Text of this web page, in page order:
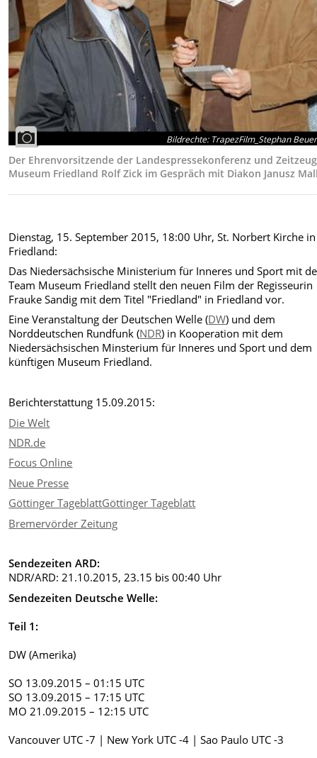
Bildrechte:TrapezFilm_Stephan
Der Ehrenvorsitzende der Landespressekonferenz und
Museum Friedland Rolf Zick im Gespräch mit Diakon Janusz
Dienstag, 15. September 2015, 18:00 Uhr, St. Norbert Kirche in
Friedland:
Das Niedersächsische Ministerium für Inneres und Sport mit
Team Museum Friedland stellt den neuen Film der Regisseurin
Frauke Sandig mit dem Titel "Friedland" in Friedland vor.
Eine Veranstaltung der Deutschen Welle (DW) und dem
Norddeutschen Rundfunk (NDR) in Kooperation mit dem
Niedersächsischen Minsterium für Inneres und Sport und dem
künftigen Museum Friedland.
Berichterstattung 15.09.2015:
Die Welt
NDR.de
Focus Online
Neue Presse
Göttinger TageblattGöttinger Tageblatt
Bremervörder Zeitung
Sendezeiten ARD:
NDR/ARD: 21.10.2015, 23.15 bis 00:40 Uhr
Sendezeiten Deutsche Welle:
Teil 1:
DW (Amerika)
SO 13.09.2015 – 01:15 UTC
SO 13.09.2015 – 17:15 UTC
MO 21.09.2015 – 12:15 UTC
Vancouver UTC -7 | New York UTC -4 | Sao Paulo UTC -3